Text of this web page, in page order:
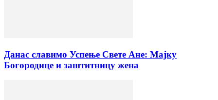
Данас славимо Успење Свете Ане: Мајку
Богородице и заштитницу жена